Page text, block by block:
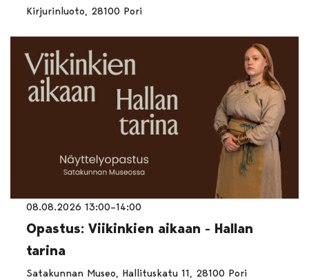
Kirjurinluoto, 28100 Pori
08.08.2026 13:00–14:00
Opastus: Viikinkien aikaan - Hallan
tarina
Satakunnan Museo, Hallituskatu 11, 28100 Pori